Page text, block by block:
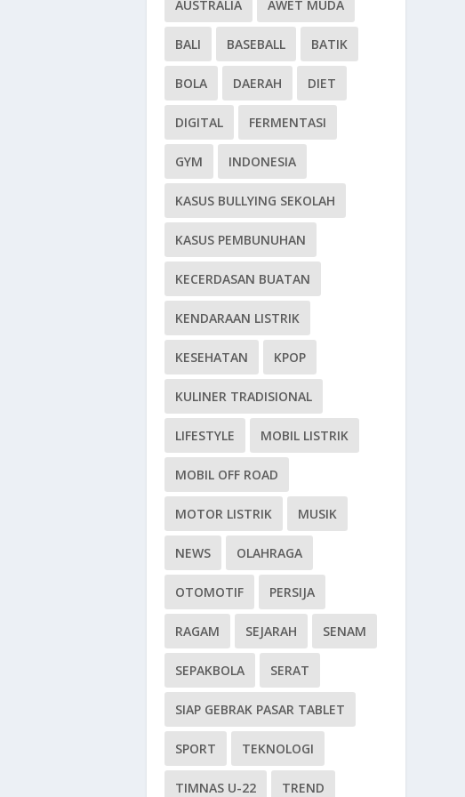
AUSTRALIA AWET MUDA
BALI BASEBALL BATIK
BOLA DAERAH DIET
DIGITAL FERMENTASI
GYM INDONESIA
KASUS BULLYING SEKOLAH
KASUS PEMBUNUHAN
KECERDASAN BUATAN
KENDARAAN LISTRIK
KESEHATAN KPOP
KULINER TRADISIONAL
LIFESTYLE MOBIL LISTRIK
MOBIL OFF ROAD
MOTOR LISTRIK MUSIK
NEWS OLAHRAGA
OTOMOTIF PERSIJA
RAGAM SEJARAH SENAM
SEPAKBOLA SERAT
SIAP GEBRAK PASAR TABLET
SPORT TEKNOLOGI
TIMNAS U-22 TREND